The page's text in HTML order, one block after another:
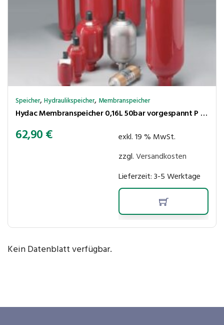
Speicher,Hydraulikspeicher, Membranspeicher
Hydac Membranspeicher 0,16L 50bar vorgespannt P max. 210 bar,Ölanschluss G1/2″ Innengew.
62,90€
exkl. 19 % MwSt.
zzgl.Versandkosten
Lieferzeit:3-5 Werktage
Kein Datenblatt verfügbar.